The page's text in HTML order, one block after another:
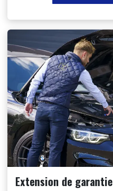
Extension de garantie